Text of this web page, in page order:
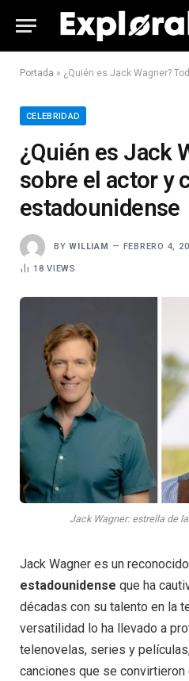
Portada » ¿Quién es Jack Wagner? Todo
CELEBRIDAD
¿Quién es Jack
sobre el actor y
estadounidense
BY WILLIAM FEBRERO 4,
18VIEWS
Jack Wagner: estrella de
Jack Wagner es un reconocido
estadounidense que ha
décadas con su talento en la
versatilidad lo ha llevado a
telenovelas, series y
canciones que se convirtieron